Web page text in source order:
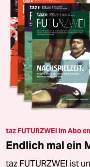
taz FUTURZWEI im Abo
Endlich mal ein
taz FUTURZWEI ist